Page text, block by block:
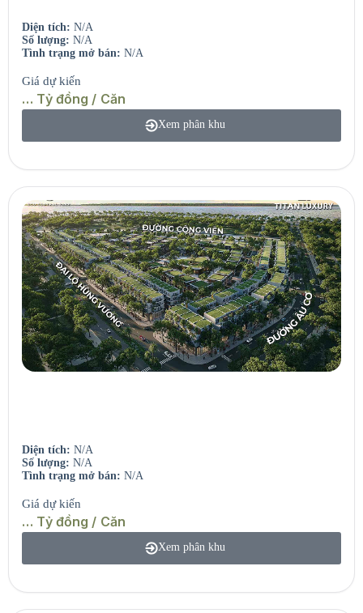
Diện tích: N/A
Số lượng: N/A
Tình trạng mở bán: N/A
Giá dự kiến
… Tỷ đồng / Căn
Xem phân khu
Diện tích: N/A
Số lượng: N/A
Tình trạng mở bán: N/A
Giá dự kiến
… Tỷ đồng / Căn
Xem phân khu